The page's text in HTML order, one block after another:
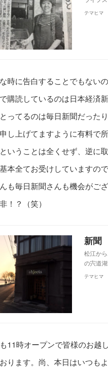
テマヒマ
時に告白することでもないの
購読しているのは日本経済
とってるのは毎日新聞だったり
し上げてますように有料で
いうことは全くせず、逆に
本全てお受けしていますの
も毎日新聞さんも機会がご
！？（笑）
新聞
松江か
の宍道
テマヒマ
11時オープンで皆様のお越
ります。 尚、本日はいつも